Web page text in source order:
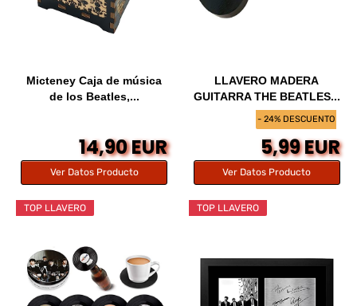
Micteney Caja de música
de los Beatles,...
14,90 EUR
Ver Datos Producto
- 24% DESCUENTO
LLAVERO MADERA
GUITARRA THE BEATLES...
5,99 EUR
Ver Datos Producto
TOP LLAVERO TOP LLAVERO